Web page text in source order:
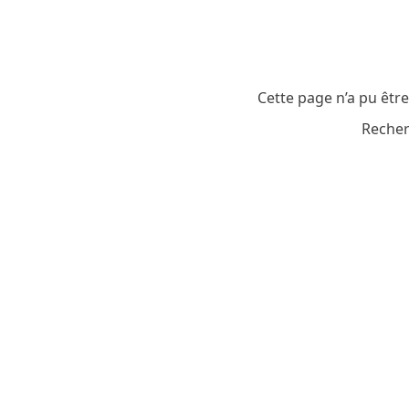
Cette page n’a pu